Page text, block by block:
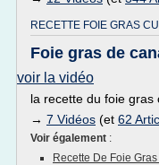
RECETTE FOIE GRAS
Foie gras de
voir la vidéo
la recette du foie gras
→ 7 Vidéos (et 62
Voir également :
Recette De Foie